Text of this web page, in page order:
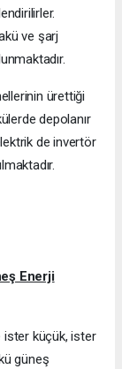
ve şarj
ürettiği
depolanır
de invertör
Enerji
küçük, ister
güneş